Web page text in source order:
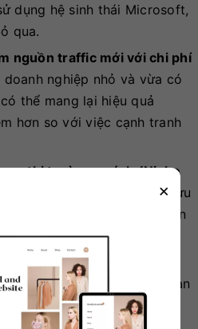
dụng hệ sinh thái Microsoft,
qua.
nguồn traffic mới với chi phí
nghiệp nhỏ và vừa có
thể mang lại hiệu quả
hơn so với việc cạnh tranh
thị trường ngách (Niche
ít cạnh tranh, việc tối ưu
chóng chiếm lĩnh vị trí dẫn
tiềm năng.
rủi ro:Không đặt tất cả
hóa nguồn traffic giúp bạn
đổi thuật toán của
×